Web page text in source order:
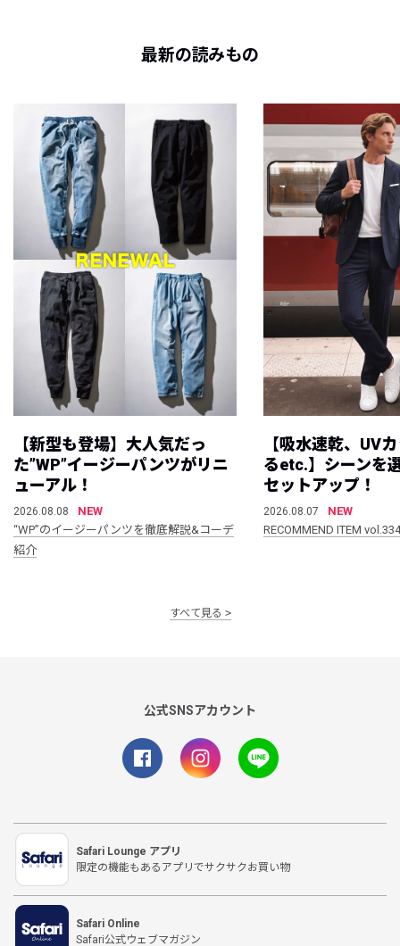
最新の読みもの
【新型も登場】大人気だっ
た”WP”イージーパンツがリニ
ューアル！
2026.08.08
NEW
“WP”のイージーパンツを徹底解説&コーデ
紹介
【吸水速乾、UV
るetc.】シーンを
セットアップ！
2026.08.07
NEW
RECOMMEND ITEM vol.334
すべて見る
公式SNSアカウント
Safari Lounge アプリ
限定の機能もあるアプリでサクサクお買い物
Safari Online
Safari公式ウェブマガジン